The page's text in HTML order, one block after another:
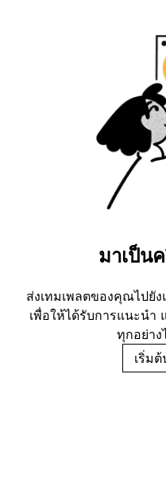
มาเป็น
ส่งเทมเพลตของคุณไปยั
เพื่อให้ได้รับการแนะนำ
ทุกอย่าง
เริ่ม